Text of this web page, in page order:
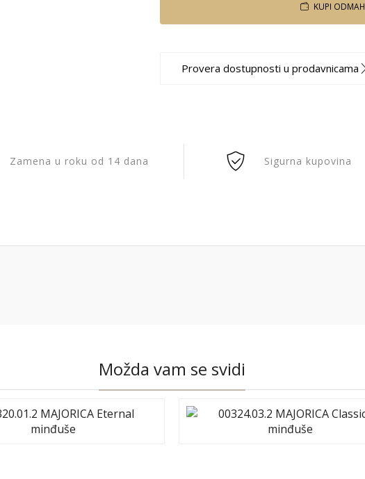
KUPI ODMAH
Provera dostupnosti u prodavnicama
Zamena u roku od 14 dana Sigurna kupovina
Možda vam se svidi